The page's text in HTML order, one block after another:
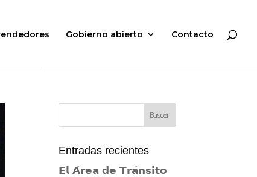
Gobierno abierto Contacto
Entradas recientes
𝗘𝗹 𝗔́𝗿𝗲𝗮 𝗱𝗲 𝗧𝗿𝗮́𝗻𝘀𝗶𝘁𝗼